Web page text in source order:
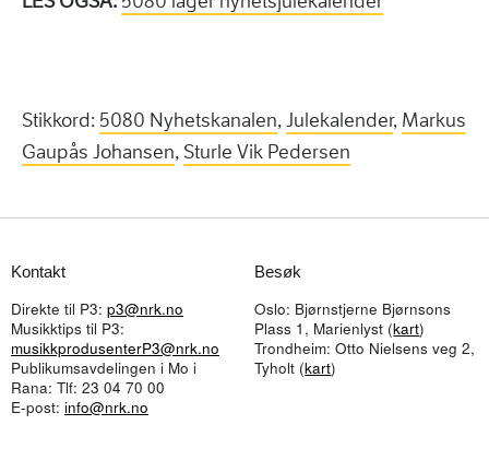
Stikkord: 5080 Nyhetskanalen,Julekalender, Markus
Gaupås Johansen,Sturle Vik Pedersen
Kontakt
Direkte til P3: p3@nrk.no
Musikktips til P3:
musikkprodusenterP3@nrk.no
Publikumsavdelingen i Mo i
Rana: Tlf: 23 04 70 00
E-post: info@nrk.no
Besøk
Oslo: Bjørnstjerne Bjørnsons
Plass 1, Marienlyst (kart)
Trondheim: Otto Nielsens veg 2,
Tyholt (kart)